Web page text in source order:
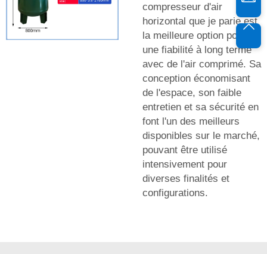
compresseur d'air
horizontal que je parie est
la meilleure option pour
une fiabilité à long terme
avec de l'air comprimé. Sa
conception économisant
de l'espace, son faible
entretien et sa sécurité en
font l'un des meilleurs
disponibles sur le marché,
pouvant être utilisé
intensivement pour
diverses finalités et
configurations.